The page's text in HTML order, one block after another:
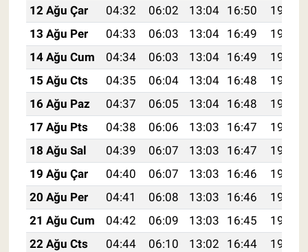
12 Ağu Çar
04:32 06:02 13:04 16:50
19:57
13 Ağu Per
04:33 06:03 13:04 16:49
19:56
14 Ağu Cum
04:34 06:03 13:04 16:49
19:55
15 Ağu Cts
04:35 06:04 13:04 16:48
19:54
16 Ağu Paz
04:37 06:05 13:04 16:48
19:52
17 Ağu Pts
04:38 06:06 13:03 16:47
19:51
18 Ağu Sal
04:39 06:07 13:03 16:47
19:50
19 Ağu Çar
04:40 06:07 13:03 16:46
19:49
20 Ağu Per
04:41 06:08 13:03 16:46
19:47
21 Ağu Cum
04:42 06:09 13:03 16:45
19:46
22 Ağu Cts
04:44 06:10 13:02 16:44
19:45